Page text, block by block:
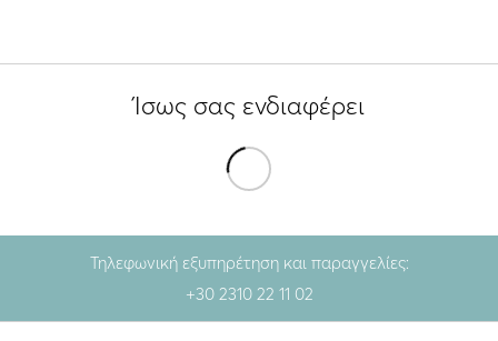
Ίσως σας ενδιαφέρει
Τηλεφωνική εξυπηρέτηση και παραγγελίες:
+30 2310 22 11 02